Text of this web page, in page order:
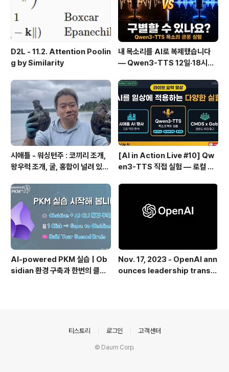
D2L - 11.2. Attention Poolin
g by Similarity
내 목소리를 AI로 복제했습니다
— Qwen3-TTS 12일·18시간
시애틀 - 워싱턴주 : 코끼리 조개,
왕우럭 조개, 굴, 홍합이 널려 있는
[AI in Action Live #10] Qw
en3-TTS 직접 실험 — 로컬 설
AI-powered PKM 실습 | Ob
sidian 환경 구축과 한번의 클릭
Nov. 17, 2023 - OpenAI ann
ounces leadership transiti
티스토리 로그인 고객센터
© Daum Corp.